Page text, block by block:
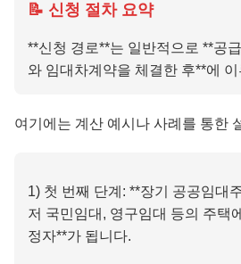
📝 신청 절차 요약
**신청 경로**는 일반적으로 **공
와 임대차계약을 체결한 후**에
여기에는 계산 예시나 사례를 통한
1) 첫 번째 단계: **장기 공공임대
저 국민임대, 영구임대 등의 주택
정자**가 됩니다.